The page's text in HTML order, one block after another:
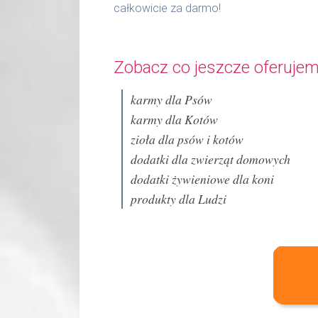
całkowicie za darmo!
Zobacz co jeszcze
karmy dla Psów
karmy dla Kotów
zioła dla psów i kotów
dodatki dla zwierząt domowych
dodatki żywieniowe dla koni
produkty dla Ludzi